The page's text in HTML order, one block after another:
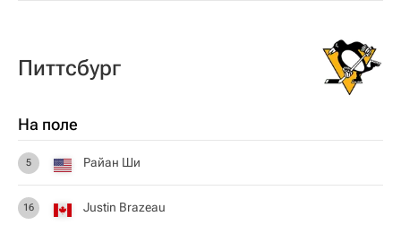
Питтсбург
На поле
5 Райан Ши
16 Justin Brazeau